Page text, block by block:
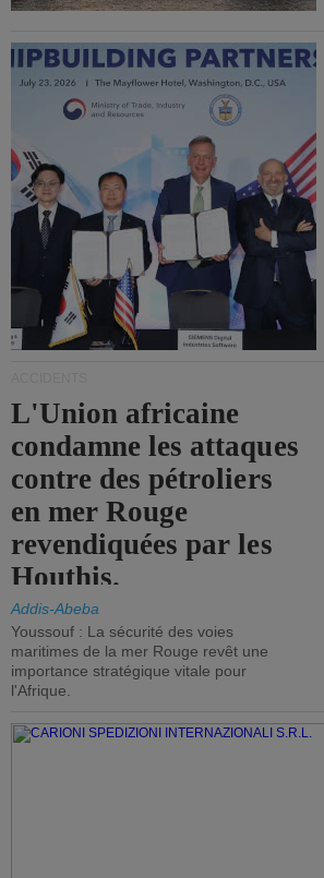
L'Union africaine
condamne les attaques
contre des pétroliers
en mer Rouge
revendiquées par les
Houthis.
Addis-Abeba
Youssouf : La sécurité des voies
maritimes de la mer Rouge revêt une
importance stratégique vitale pour
l'Afrique.